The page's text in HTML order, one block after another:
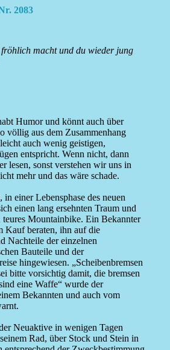
2083
macht und du wieder jung
Humor und könnt auch über
völlig aus dem Zusammenhang
auch wenig geistigen,
entspricht. Wenn nicht, dann
lesen, sonst verstehen wir uns in
mehr und das wäre schade.
einer Lebensphase des neuen
einen lang ersehnten Traum und
teures Mountainbike. Ein Bekannter
Kauf beraten, ihn auf die
Nachteile der einzelnen
Bauteile und der
hingewiesen. „Scheibenbremsen
bitte vorsichtig damit, die bremsen
eine Waffe“ wurde der
Bekannten und auch vom
Neuaktive in wenigen Tagen
Rad, über Stock und Stein in